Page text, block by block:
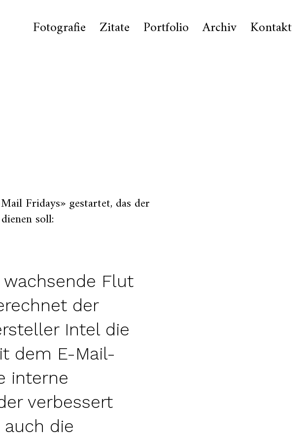
Fotografie Zitate Portfolio Archiv Kontakt
Fridays» gestartet, das der
soll:
Flut
der
Intel die
dem E-Mail-
interne
verbessert
die